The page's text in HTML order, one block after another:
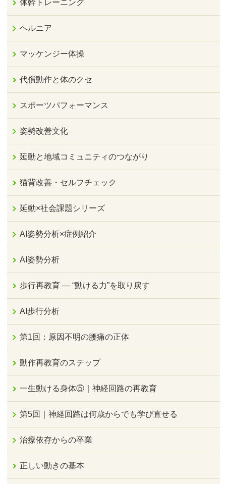
体幹トレーニング
ヘルニア
マッケンジー体操
代償動作と体のクセ
スポーツパフォーマンス
姿勢改善文化
延動と地域コミュニティのつながり
猫背改善・セルフチェック
延動×社会課題シリーズ
AI姿勢分析×症例紹介
AI姿勢分析
歩行再教育 ― “動ける力”を取り戻す
AI歩行分析
第1回：原因不明の腰痛の正体
動作再教育のステップ
一生動ける身体⑤｜神経回路の再教育
第5回｜神経回路は何歳からでも学び直せる
治療依存からの卒業
正しい動きの基本